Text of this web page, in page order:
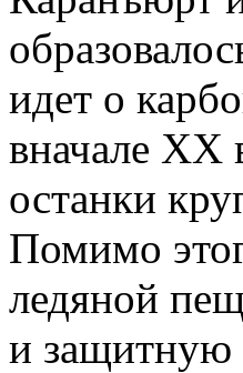
идет о
вначале XX
останки
Помимо
ледяной
и